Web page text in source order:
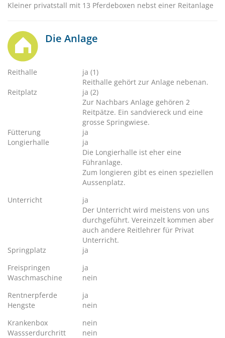
Kleiner privatstall mit 13 Pferdeboxen nebst einer Reitanlage
Die Anlage
Reithalle
ja (1)
Reithalle gehört zur Anlage nebenan.
Reitplatz
ja (2)
Zur Nachbars Anlage gehören 2
Reitpätze. Ein sandviereck und eine
grosse Springwiese.
Fütterung
ja
Longierhalle
ja
Die Longierhalle ist eher eine
Führanlage.
Zum longieren gibt es einen speziellen
Aussenplatz.
Unterricht
ja
Der Unterricht wird meistens von uns
durchgeführt. Vereinzelt kommen aber
auch andere Reitlehrer für Privat
Unterricht.
Springplatz
ja
Freispringen
ja
Waschmaschine
nein
Rentnerpferde
ja
Hengste
nein
Krankenbox
nein
Wassserdurchritt
nein